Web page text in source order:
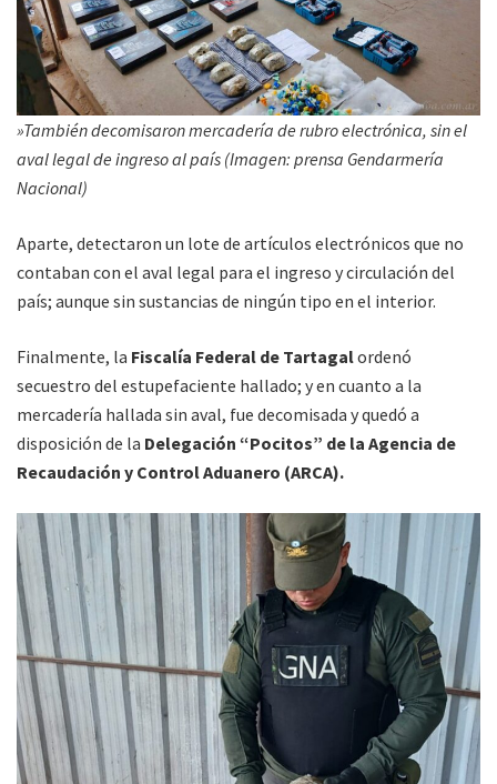
»También decomisaron mercadería de rubro electrónica, sin el
aval legal de ingreso al país (Imagen: prensa Gendarmería
Nacional)
Aparte, detectaron un lote de artículos electrónicos que no
contaban con el aval legal para el ingreso y circulación del
país; aunque sin sustancias de ningún tipo en el interior.
Finalmente, la Fiscalía Federal de Tartagalordenó
secuestro del estupefaciente hallado; y en cuanto a la
mercadería hallada sin aval, fue decomisada y quedó a
disposición de la Delegación “Pocitos” de la Agencia de
Recaudación y Control Aduanero (ARCA).